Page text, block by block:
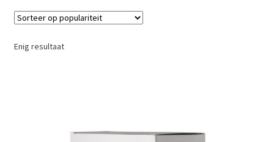
Enig resultaat